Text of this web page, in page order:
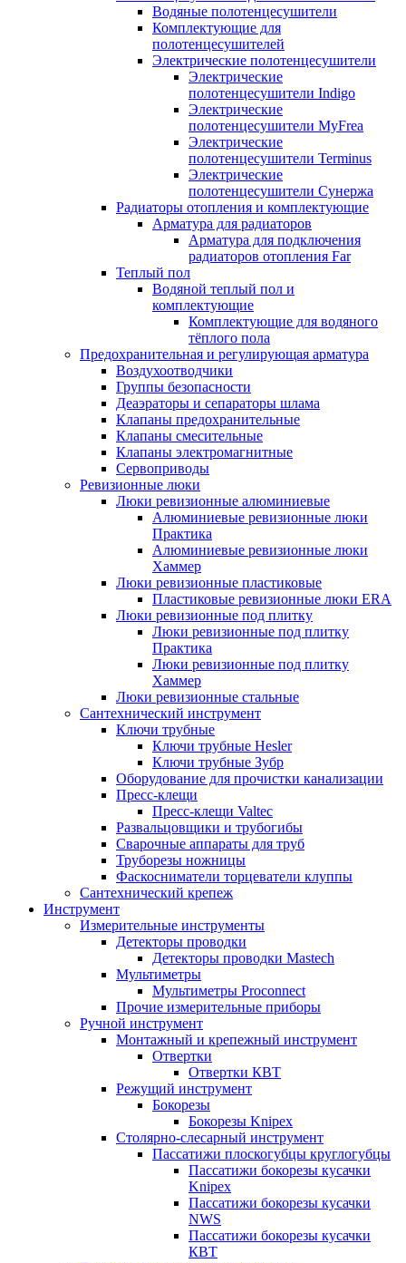
Водяные полотенцесушители
Комплектующие для
полотенцесушителей
Электрические полотенцесушители
Электрические
полотенцесушители Indigo
Электрические
полотенцесушители MyFrea
Электрические
полотенцесушители Terminus
Электрические
полотенцесушители Сунержа
Радиаторы отопления и комплектующие
Арматура для радиаторов
Арматура для подключения
радиаторов отопления Far
Теплый пол
Водяной теплый пол и
комплектующие
Комплектующие для водяного
тёплого пола
Предохранительная и регулирующая арматура
Воздухоотводчики
Группы безопасности
Деаэраторы и сепараторы шлама
Клапаны предохранительные
Клапаны смесительные
Клапаны электромагнитные
Сервоприводы
Ревизионные люки
Люки ревизионные алюминиевые
Алюминиевые ревизионные люки
Практика
Алюминиевые ревизионные люки
Хаммер
Люки ревизионные пластиковые
Пластиковые ревизионные люки ERA
Люки ревизионные под плитку
Люки ревизионные под плитку
Практика
Люки ревизионные под плитку
Хаммер
Люки ревизионные стальные
Сантехнический инструмент
Ключи трубные
Ключи трубные Hesler
Ключи трубные Зубр
Оборудование для прочистки канализации
Пресс-клещи
Пресс-клещи Valtec
Развальцовщики и трубогибы
Сварочные аппараты для труб
Труборезы ножницы
Фаскосниматели торцеватели клуппы
Сантехнический крепеж
Инструмент
Измерительные инструменты
Детекторы проводки
Детекторы проводки Mastech
Мультиметры
Мультиметры Proconnect
Прочие измерительные приборы
Ручной инструмент
Монтажный и крепежный инструмент
Отвертки
Отвертки КВТ
Режущий инструмент
Бокорезы
Бокорезы Knipex
Столярно-слесарный инструмент
Пассатижи плоскогубцы круглогубцы
Пассатижи бокорезы кусачки
Knipex
Пассатижи бокорезы кусачки
NWS
Пассатижи бокорезы кусачки
КВТ